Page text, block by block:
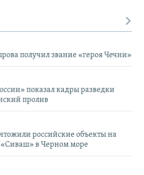
получил звание «героя Чечни»
показал кадры разведки
пролив
российские объекты на
«Сиваш» в Черном море